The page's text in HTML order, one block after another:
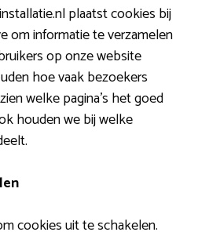
plaatst cookies bij
om informatie te verzamelen
op onze website
hoe vaak bezoekers
welke pagina’s het goed
houden we bij welke
cookies uit te schakelen.